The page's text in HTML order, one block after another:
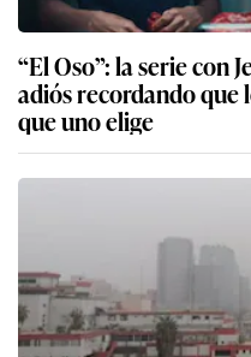
“El Oso”: la serie con
adiós recordando que
que uno elige